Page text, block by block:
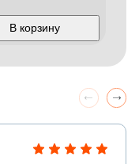
В корзину